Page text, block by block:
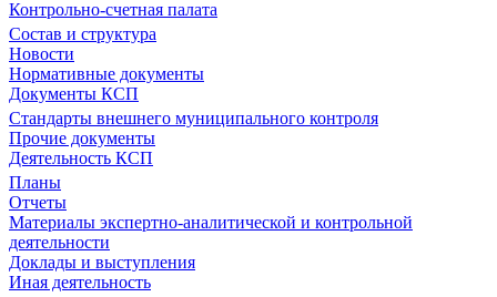
Контрольно-счетная палата
Состав и структура
Новости
Нормативные документы
Документы КСП
Стандарты внешнего муниципального контроля
Прочие документы
Деятельность КСП
Планы
Отчеты
Материалы экспертно-аналитической и контрольной
деятельности
Доклады и выступления
Иная деятельность